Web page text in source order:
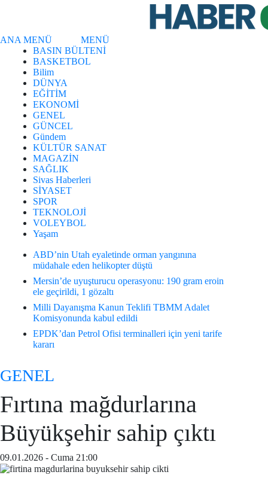
ANA MENÜ
MENÜ
BASIN BÜLTENİ
BASKETBOL
Bilim
DÜNYA
EĞİTİM
EKONOMİ
GENEL
GÜNCEL
Gündem
KÜLTÜR SANAT
MAGAZİN
SAĞLIK
Sivas Haberleri
SİYASET
SPOR
TEKNOLOJİ
VOLEYBOL
Yaşam
ABD’nin Utah eyaletinde orman yangınına
müdahale eden helikopter düştü
Mersin’de uyuşturucu operasyonu: 190 gram eroin
ele geçirildi, 1 gözaltı
Milli Dayanışma Kanun Teklifi TBMM Adalet
Komisyonunda kabul edildi
EPDK’dan Petrol Ofisi terminalleri için yeni tarife
kararı
GENEL
Fırtına mağdurlarına
Büyükşehir sahip çıktı
09.01.2026 - Cuma 21:00